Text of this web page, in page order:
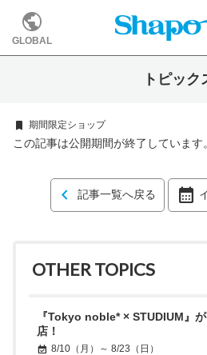
GLOBAL
トピック
期間限定ショップ
この記事は公開期間が終了しています。
記事一覧へ戻る
OTHER TOPICS
『Tokyo noble* × STUDIUM』
店！
8/10（月）～ 8/23（日）